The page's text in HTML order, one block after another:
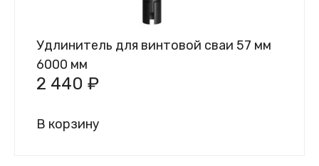
Удлинитель для винтовой сваи 57 мм
6000 мм
2 440 ₽
В корзину